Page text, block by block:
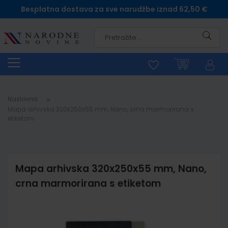
Besplatna dostava za sve narudžbe iznad 62,50 €
Naslovna
Mapa arhivska 320x250x55 mm, Nano,
crna marmorirana s etiketom